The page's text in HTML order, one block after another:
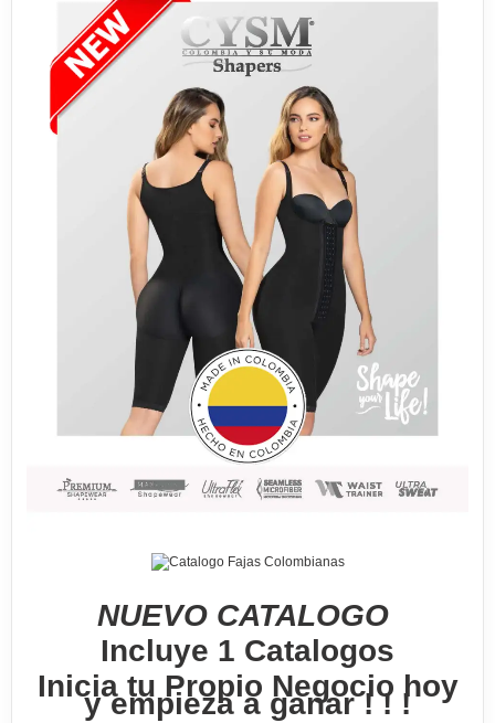
NUEVO CATALOGO
Incluye 1 Catalogos
Inicia tu Propio Negocio hoy
y empieza a ganar ! ! !